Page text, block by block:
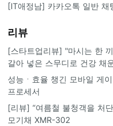
[IT애정남] 카카오톡 일반 채
리뷰
[스타트업리뷰] "마시는 한
갈아 넣은 스무디로 건강 채
성능ㆍ효율 챙긴 모바일 게
프로세서
[리뷰] “여름철 불청객을 처
모기채 XMR-302